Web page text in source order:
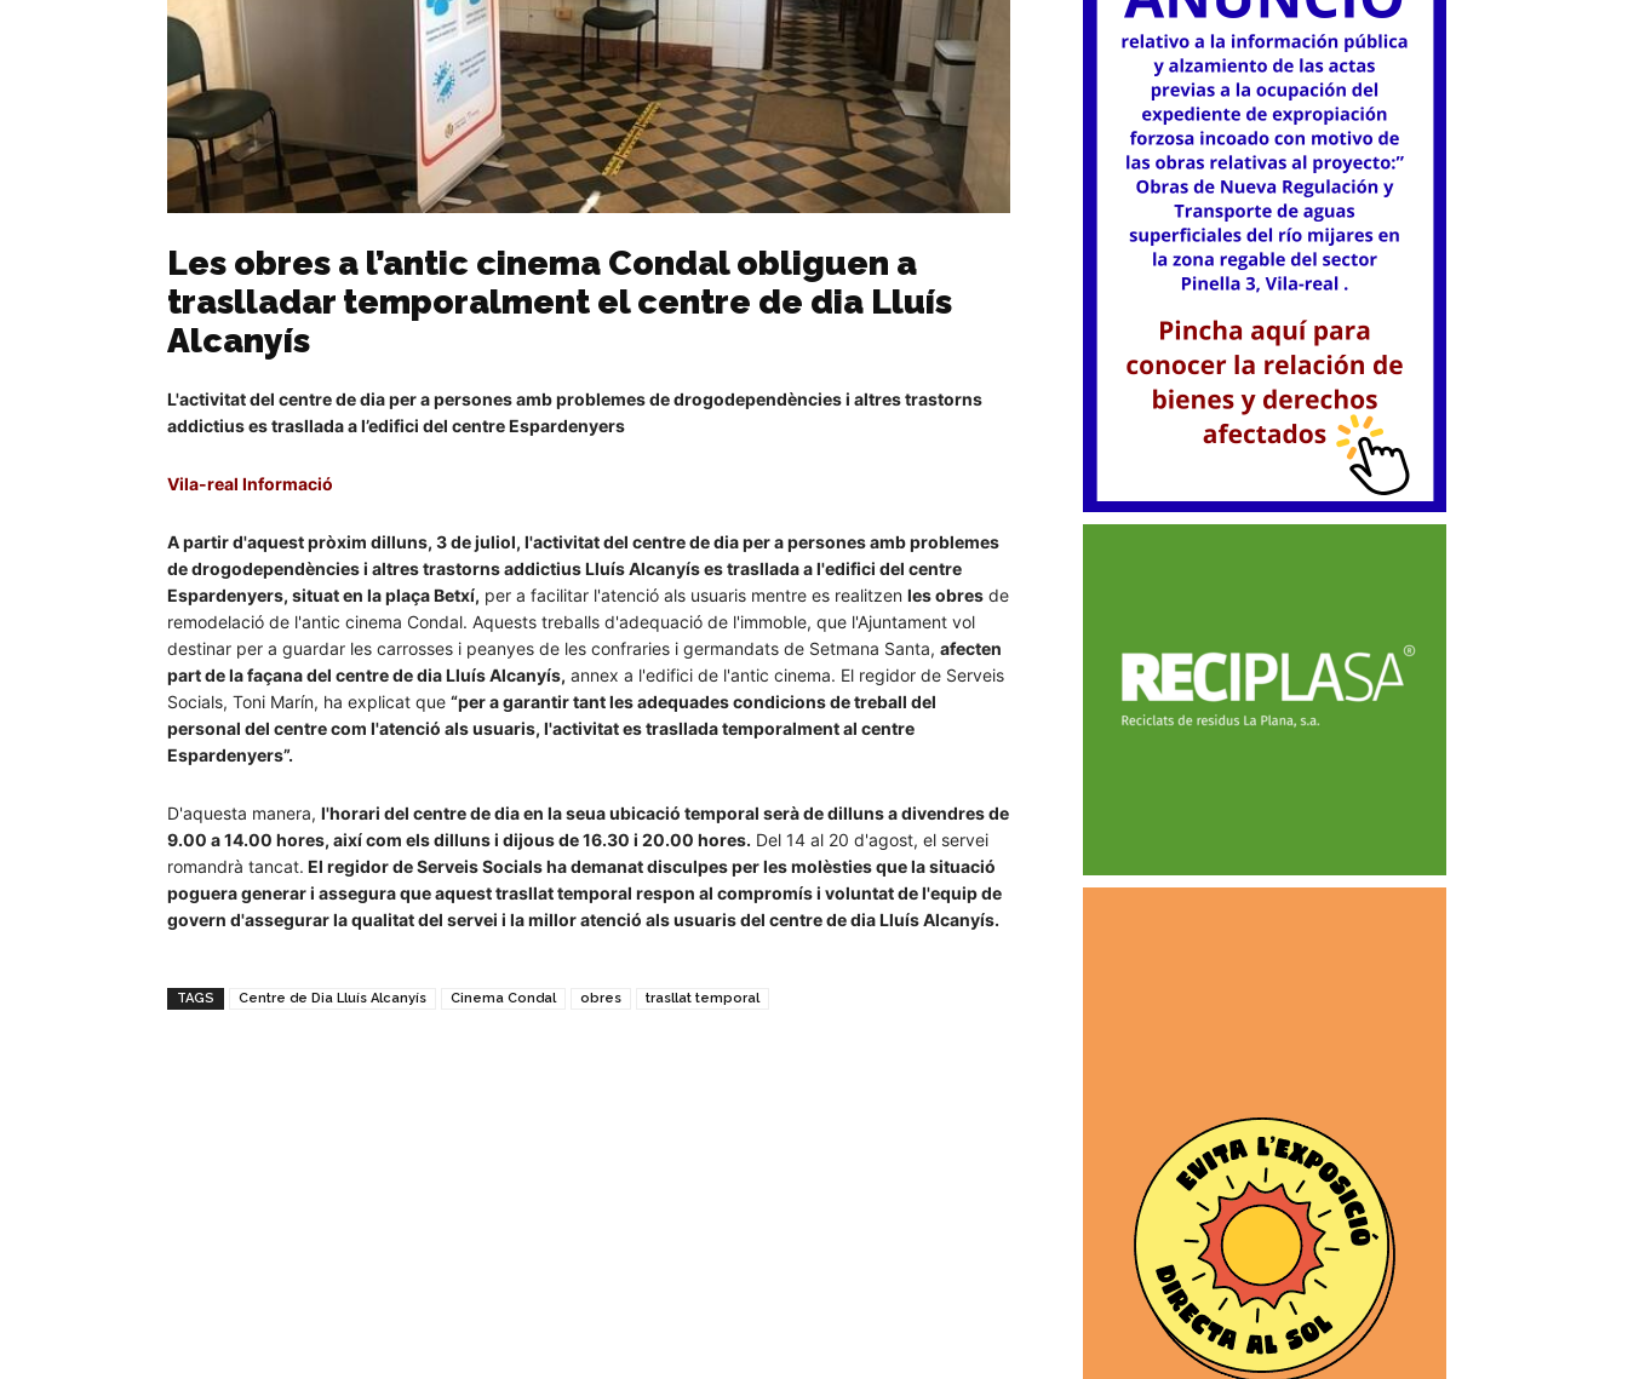
Les obres a l’antic cinema Condal obliguen a
traslladar temporalment el centre de dia Lluís
Alcanyís
L'activitat del centre de dia per a persones amb problemes de drogodependències i altres trastorns
addictius es trasllada a l’edifici del centre Espardenyers
Vila-real Informació
A partir d'aquest pròxim dilluns, 3 de juliol, l'activitat del centre de dia per a persones amb problemes
de drogodependències i altres trastorns addictius Lluís Alcanyís es trasllada a l'edifici del centre
Espardenyers, situat en la plaça Betxí, per a facilitar l'atenció als usuaris mentre es realitzen les obres de
remodelació de l'antic cinema Condal. Aquests treballs d'adequació de l'immoble, que l'Ajuntament vol
destinar per a guardar les carrosses i peanyes de les confraries i germandats de Setmana Santa, afecten
part de la façana del centre de dia Lluís Alcanyís, annex a l'edifici de l'antic cinema. El regidor de Serveis
Socials, Toni Marín, ha explicat que “per a garantir tant les adequades condicions de treball del
personal del centre com l'atenció als usuaris, l'activitat es trasllada temporalment al centre
Espardenyers”.
D'aquesta manera, l'horari del centre de dia en la seua ubicació temporal serà de dilluns a divendres de
9.00 a 14.00 hores, així com els dilluns i dijous de 16.30 i 20.00 hores. Del 14 al 20 d'agost, el servei
romandrà tancat. El regidor de Serveis Socials ha demanat disculpes per les molèsties que la situació
poguera generar i assegura que aquest trasllat temporal respon al compromís i voluntat de l'equip de
govern d'assegurar la qualitat del servei i la millor atenció als usuaris del centre de dia Lluís Alcanyís.
TAGS Centre de Dia Lluís Alcanyís Cinema Condal obres trasllat temporal